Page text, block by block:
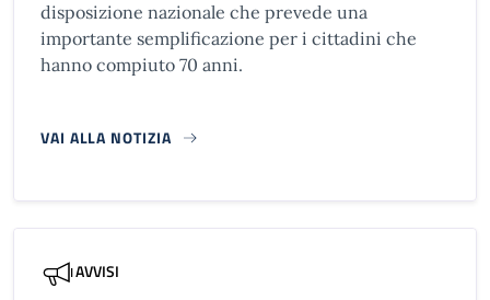
disposizione nazionale che prevede una
importante semplificazione per i cittadini che
hanno compiuto 70 anni.
VAI ALLA NOTIZIA
AVVISI